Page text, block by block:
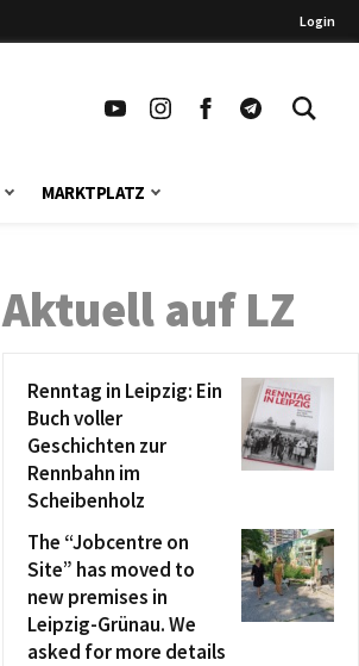
Login
MARKTPLATZ
Aktuell auf LZ
Renntag in Leipzig: Ein
Buch voller
Geschichten zur
Rennbahn im
Scheibenholz
The “Jobcentre on
Site” has moved to
new premises in
Leipzig-Grünau. We
asked for more details